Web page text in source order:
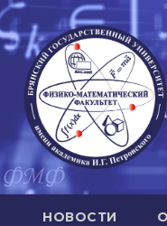
Перейти
к
содержимому
НОВОСТИ